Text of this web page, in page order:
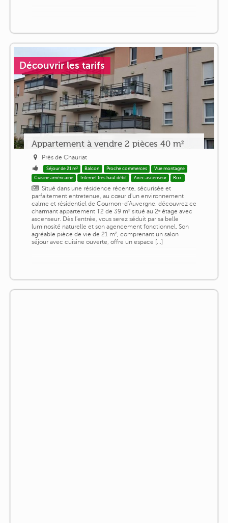
Découvrir les tarifs
Appartement à vendre 2 pièces 40 m²
Près de Chauriat
Séjour de 21 m² Balcon Proche commerces
Vue montagne
Cuisine américaine
Internet très haut débit Avec ascenseur Box
Situé dans une résidence récente, sécurisée et
parfaitement entretenue, au cœur d'un environnement
calme et résidentiel de Cournon-d'Auvergne, découvrez ce
charmant appartement T2 de 39 m² situé au 2ᵉ étage avec
ascenseur. Dès l'entrée, vous serez séduit par sa belle
luminosité naturelle et son agencement fonctionnel. Son
agréable pièce de vie de 21 m², comprenant un salon
séjour avec cuisine ouverte, offre un espace [...]